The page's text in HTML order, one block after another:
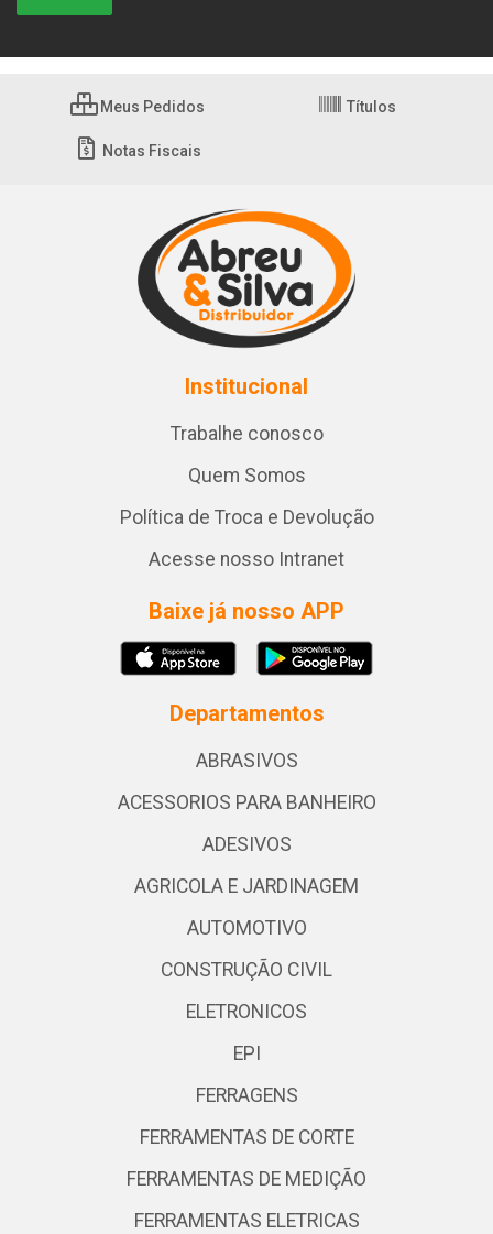
Meus Pedidos Títulos
Notas Fiscais
Institucional
Trabalhe conosco
Quem Somos
Política de Troca e Devolução
Acesse nosso Intranet
Baixe já nosso APP
Departamentos
ABRASIVOS
ACESSORIOS PARA BANHEIRO
ADESIVOS
AGRICOLA E JARDINAGEM
AUTOMOTIVO
CONSTRUÇÃO CIVIL
ELETRONICOS
EPI
FERRAGENS
FERRAMENTAS DE CORTE
FERRAMENTAS DE MEDIÇÃO
FERRAMENTAS ELETRICAS